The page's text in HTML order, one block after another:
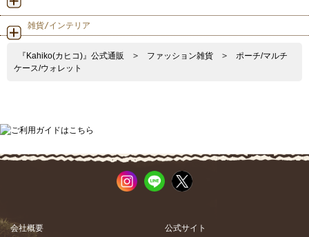
雑貨/インテリア
『Kahiko(カヒコ)』公式通販 > ファッション雑貨 >
ポーチ/マルチ
ケース/ウォレット
会社概要 公式サイト